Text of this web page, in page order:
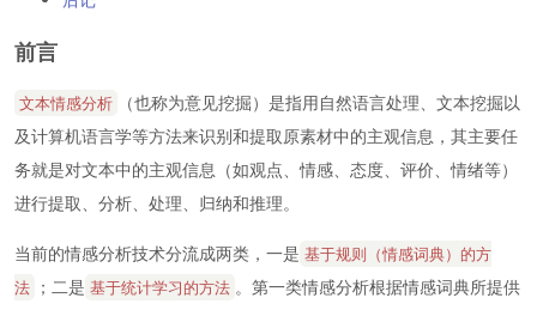
前言
文本情感分析
（也称为意见挖掘）是指用自然语言处理、文本挖掘以
及计算机语言学等方法来识别和提取原素材中的主观信息，其主要任
务就是对文本中的主观信息（如观点、情感、态度、评价、情绪等）
进行提取、分析、处理、归纳和推理。
当前的情感分析技术分流成两类，一是 基于规则（情感词典）的方
法 ；二是 基于统计学习的方法 。第一类情感分析根据情感词典所提供